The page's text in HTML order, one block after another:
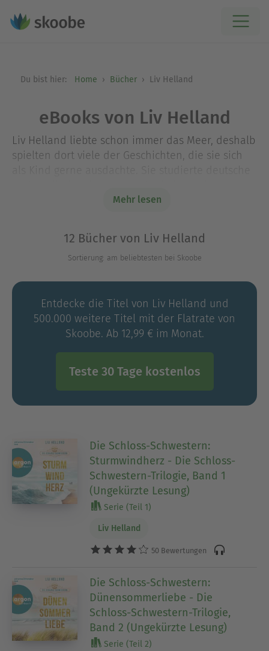
Du bist hier: Home Bücher Liv Helland
eBooks von Liv Helland
Liv Helland liebte schon immer das Meer, deshalb
spielten dort viele der Geschichten, die sie sich
Journalistin und Übersetzerin, bevor sie das
Mehr lesen
12 Bücher von Liv Helland
Sortierung: am beliebtesten bei Skoobe
Entdecke die Titel von Liv Helland und
500.000 weitere Titel mit der Flatrate von
Skoobe. Ab 12,99 € im Monat.
Teste 30 Tage kostenlos
Die Schloss-Schwestern:
Sturmwindherz - Die Schloss-
Schwestern-Trilogie, Band 1
(Ungekürzte Lesung)
Serie (Teil 1)
Liv Helland
50 Bewertungen
Die Schloss-Schwestern:
Dünensommerliebe - Die
Schloss-Schwestern-Trilogie,
Band 2 (Ungekürzte Lesung)
Serie (Teil 2)